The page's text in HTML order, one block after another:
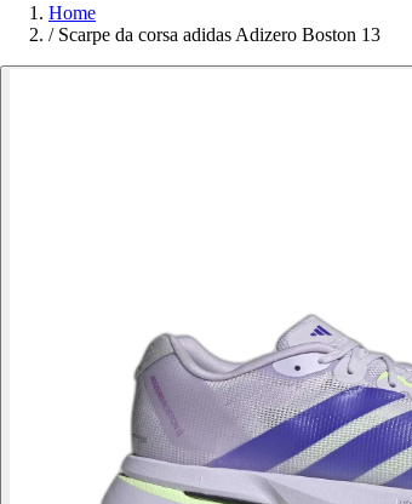
Home
/ Scarpe da corsa adidas Adizero Boston 13